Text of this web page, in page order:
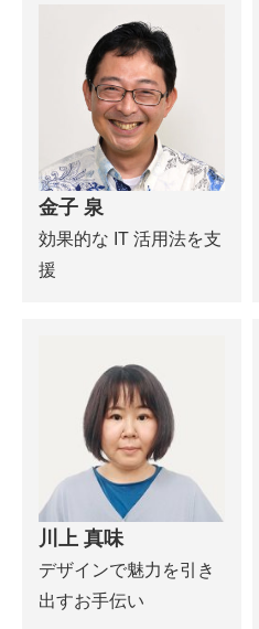
金子 泉
効果的な IT 活用法を支
援
川上 真味
デザインで魅力を引き
出すお手伝い